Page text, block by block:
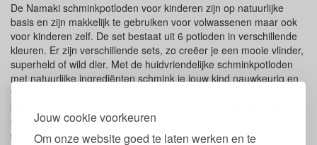
Jouw cookie voorkeuren
Om onze website goed te laten werken en te
De Namaki schminkpotloden voor kinderen zijn op natuurlijke
basis en zijn makkelijk te gebruiken voor volwassenen maar ook
voor kinderen zelf. De set bestaat uit 6 potloden in verschillende
kleuren. Er zijn verschillende sets, zo creëer je een mooie vlinder,
superheld of wild dier. Met de huidvriendelijke schminkpotloden
met natuurlijke ingrediënten schmink je jouw kind nauwkeurig en
veilig want deze is vrij van nare stoffen zoals synthetische
kleurstoffen, synthetische parfum en conserveermiddelen. De
schmink is zacht voor de huid en COSMOS ORGANIC
gecertificeerd.